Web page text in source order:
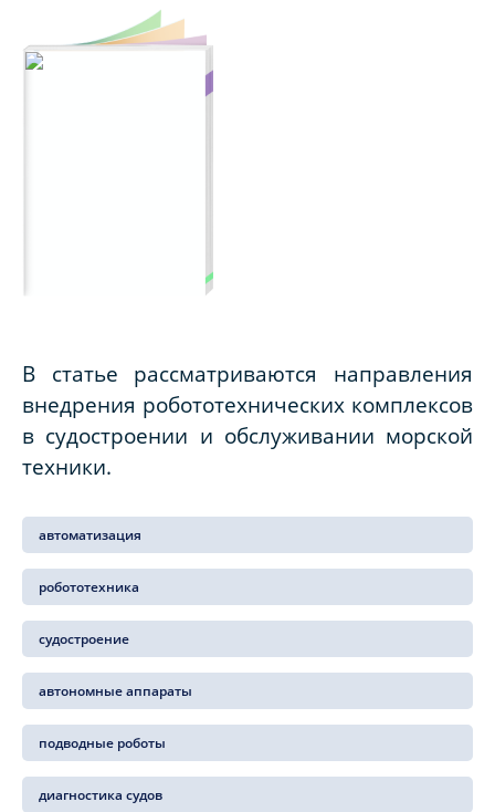
В статье рассматриваются направления
внедрения робототехнических комплексов
в судостроении и обслуживании морской
техники.
автоматизация
робототехника
судостроение
автономные аппараты
подводные роботы
диагностика судов